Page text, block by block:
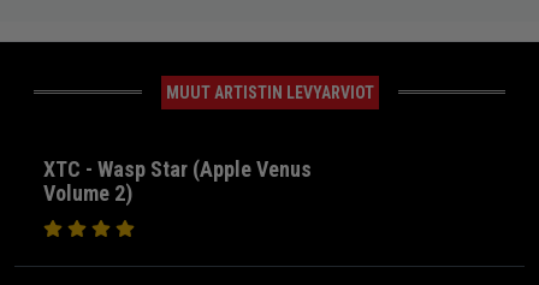
MUUT ARTISTIN LEVYARVIOT
XTC - Wasp Star (Apple Venus
Volume 2)